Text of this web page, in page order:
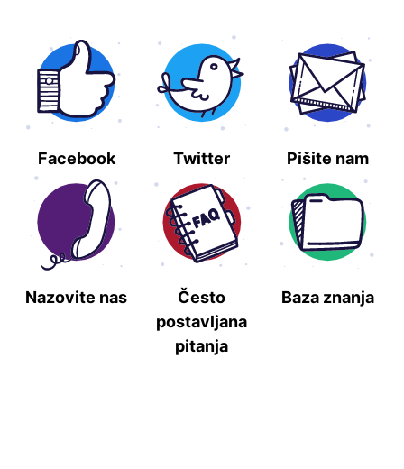
Facebook Twitter Pišite nam
Nazovite nas
Često
postavljana
pitanja
Baza znanja